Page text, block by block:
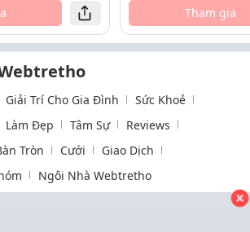
Tham gia
Giải Trí Cho Gia Đình
Sức Khoẻ
Làm Đẹp Tâm Sự
Reviews
Tròn Cưới
Giao Dịch
Ngôi Nhà Webtretho